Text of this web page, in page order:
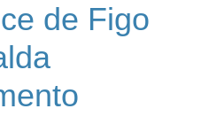
de Figo